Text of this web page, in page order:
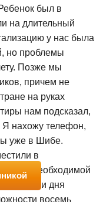
был в
на длительный
у нас была
но проблемы
Позже мы
причем не
на руках
нам подсказал,
нахожу телефон,
уже в Шибе.
в
было необходимой
в течении дня
восемь